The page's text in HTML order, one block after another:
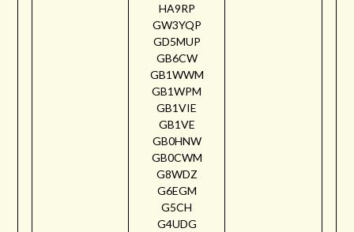
HA9RP
GW3YQP
GD5MUP
GB6CW
GB1WWM
GB1WPM
GB1VIE
GB1VE
GB0HNW
GB0CWM
G8WDZ
G6EGM
G5CH
G4UDG